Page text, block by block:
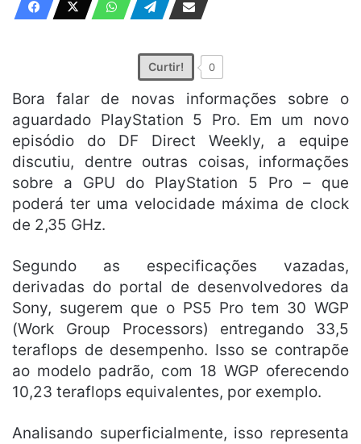
Curtir! 0
Bora falar de novas informações sobre o
aguardado PlayStation 5 Pro. Em um novo
episódio do DF Direct Weekly, a equipe
discutiu, dentre outras coisas, informações
sobre a GPU do PlayStation 5 Pro – que
poderá ter uma velocidade máxima de clock
de 2,35 GHz.
Segundo as especificações vazadas,
derivadas do portal de desenvolvedores da
Sony, sugerem que o PS5 Pro tem 30 WGP
(Work Group Processors) entregando 33,5
teraflops de desempenho. Isso se contrapõe
ao modelo padrão, com 18 WGP oferecendo
10,23 teraflops equivalentes, por exemplo.
Analisando superficialmente, isso representa